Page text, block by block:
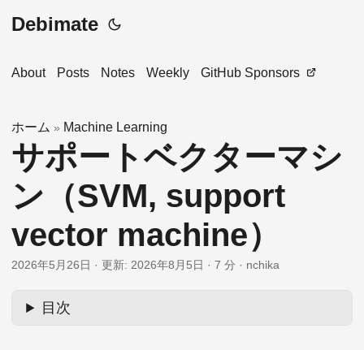
Debimate
About Posts Notes Weekly GitHub Sponsors
ホーム » Machine Learning
サポートベクターマシ
ン（SVM, support
vector machine）
2026年5月26日 · 更新: 2026年8月5日 · 7 分 · nchika
目次